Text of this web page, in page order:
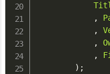
,
,
,
,
) ;